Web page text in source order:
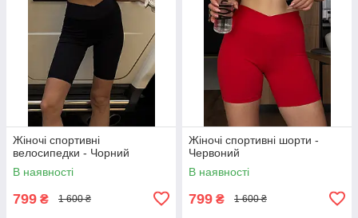
Жіночі спортивні
велосипедки - Чорний
В наявності
799 ₴ 1 600 ₴
Жіночі спортивні шорти -
Червоний
В наявності
799 ₴ 1 600 ₴